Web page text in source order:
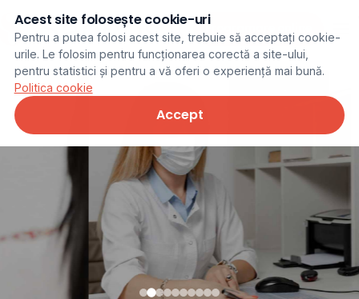
Programare online
Acest site folosește cookie-uri
Pentru a putea folosi acest site, trebuie să acceptați cookie-
urile. Le folosim pentru funcționarea corectă a site-ului,
pentru statistici și pentru a vă oferi o experiență mai bună.
Politica cookie
Accept